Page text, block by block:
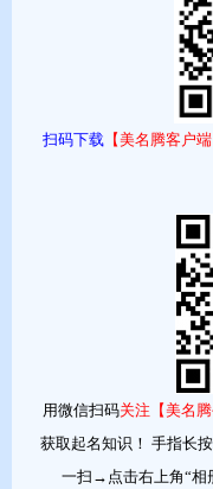
王子
李如
喻言
根据不同的用户要求，
的候选名字。美名腾倡
成候选名字，真正可以
了我的名字我参与，我
网（
扫码下载【美名腾客户
用微信扫码关注【美名
获取起名知识！ 手指长
一扫→点击右上角“相